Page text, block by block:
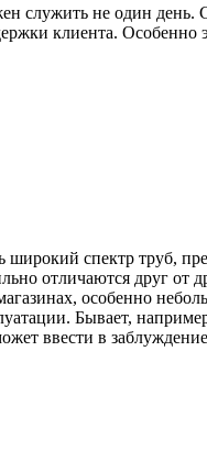
служить не один день.
клиента.
спектр труб,
отличаются друг от
особенно
Бывает,
ввести в